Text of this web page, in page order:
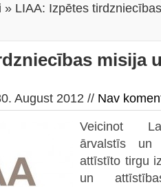
» LIAA: Izpētes
misija
August 2012 // Nav
Veicinot
ārvalstīs un
attīstīto tirgu
un